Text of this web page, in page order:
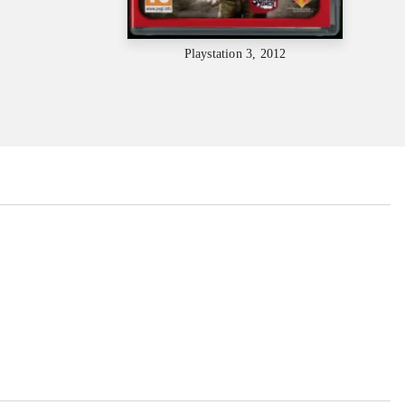
Playstation 3, 2012